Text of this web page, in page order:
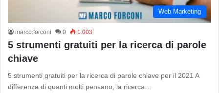
Web Marketing
marco.forconi 0 1.003
5 strumenti gratuiti per la ricerca di parole
chiave
5 strumenti gratuiti per la ricerca di parole chiave per il 2021 A
differenza di quanti molti pensano, la ricerca…